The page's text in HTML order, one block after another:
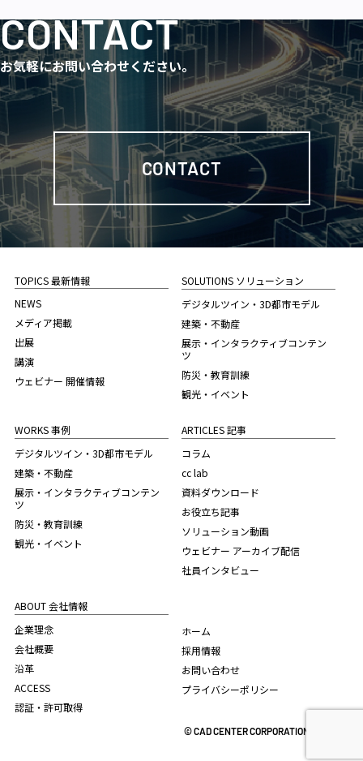
CONTACT
お気軽にお問い合わせください。
CONTACT
TOPICS 最新情報
NEWS
メディア掲載
出展
講演
ウェビナー 開催情報
WORKS 事例
デジタルツイン・3D都市モデル
建築・不動産
展示・インタラクティブコンテン
ツ
防災・教育訓練
観光・イベント
SOLUTIONS ソリューション
デジタルツイン・3D都市モデル
建築・不動産
展示・インタラクティブコンテン
ツ
防災・教育訓練
観光・イベント
ARTICLES 記事
コラム
cc lab
資料ダウンロード
お役立ち記事
ソリューション動画
ウェビナー アーカイブ配信
社員インタビュー
ABOUT 会社情報
企業理念
会社概要
沿革
ACCESS
認証・許可取得
ホーム
採用情報
お問い合わせ
プライバシーポリシー
© CAD CENTER CORPORATION. 2022